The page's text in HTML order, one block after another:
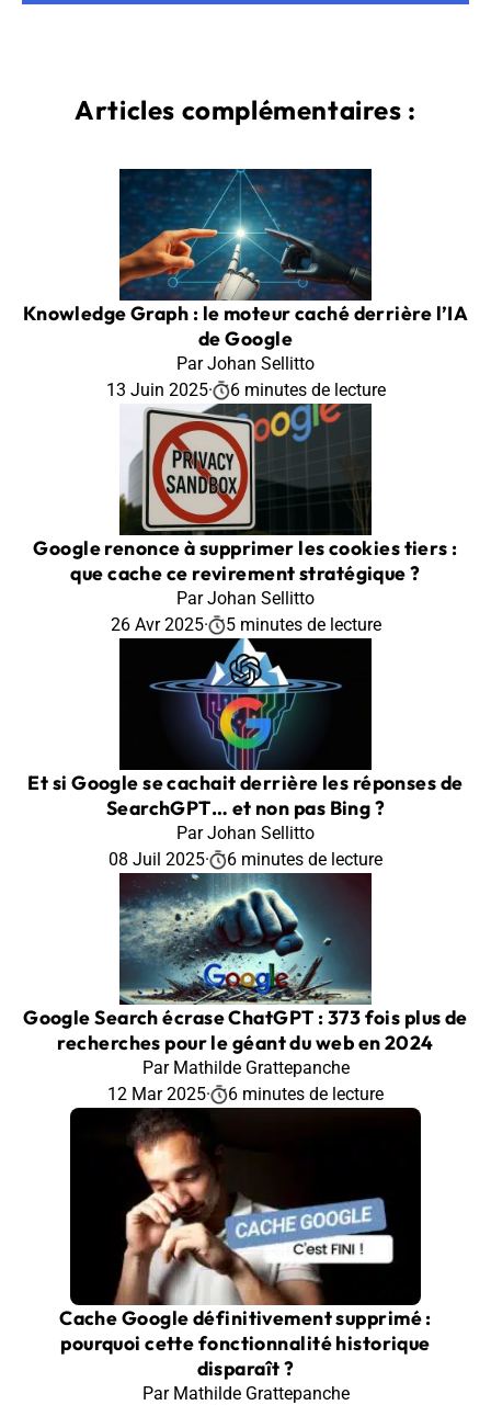
Articles complémentaires :
Knowledge Graph : le moteur caché derrière l’IA
de Google
Par Johan Sellitto
13 Juin 2025· 6 minutes de lecture
Google renonce à supprimer les cookies tiers :
que cache ce revirement stratégique ?
Par Johan Sellitto
26 Avr 2025· 5 minutes de lecture
Et si Google se cachait derrière les réponses de
SearchGPT… et non pas Bing ?
Par Johan Sellitto
08 Juil 2025· 6 minutes de lecture
Google Search écrase ChatGPT : 373 fois plus de
recherches pour le géant du web en 2024
Par Mathilde Grattepanche
12 Mar 2025· 6 minutes de lecture
Cache Google définitivement supprimé :
pourquoi cette fonctionnalité historique
disparaît ?
Par Mathilde Grattepanche